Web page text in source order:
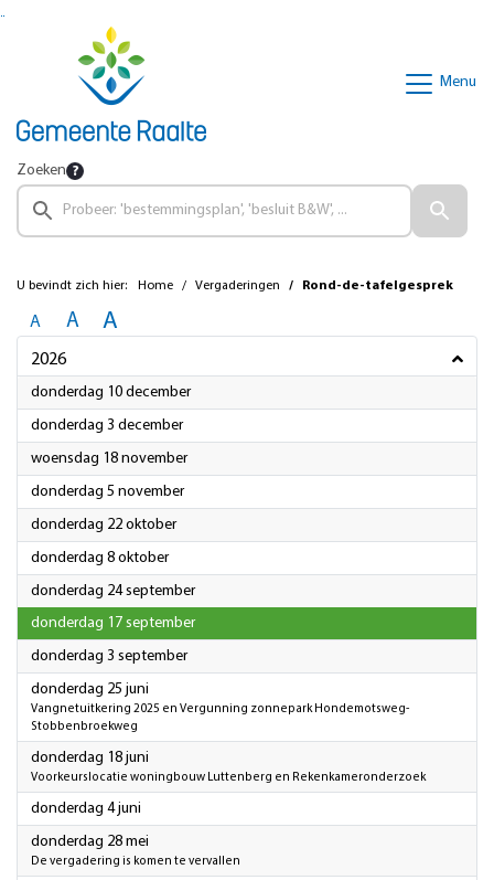
Ga naar de inhoud van deze pagina
Ga naar het zoeken
Menu
Zoeken
U bevindt zich hier: Home Vergaderingen Rond-de-tafelgesprek
A A A
2026
donderdag 10 december2026
donderdag 3 december2026
woensdag 18 november2026
donderdag 5 november2026
donderdag 22 oktober2026
donderdag 8 oktober2026
donderdag 24 september2026
donderdag 17 september2026
donderdag 3 september2026
donderdag 25 juni
Vangnetuitkering 2025 en Vergunning zonnepark Hondemotsweg-
Stobbenbroekweg
donderdag 18 juni
Voorkeurslocatie woningbouw Luttenberg en Rekenkameronderzoek
donderdag 4 juni
donderdag 28 mei
De vergadering is komen te vervallen